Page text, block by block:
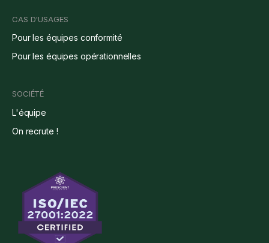
CAS D'USAGES
Pour les équipes conformité
Pour les équipes opérationnelles
SOCIÉTÉ
L'équipe
On recrute !